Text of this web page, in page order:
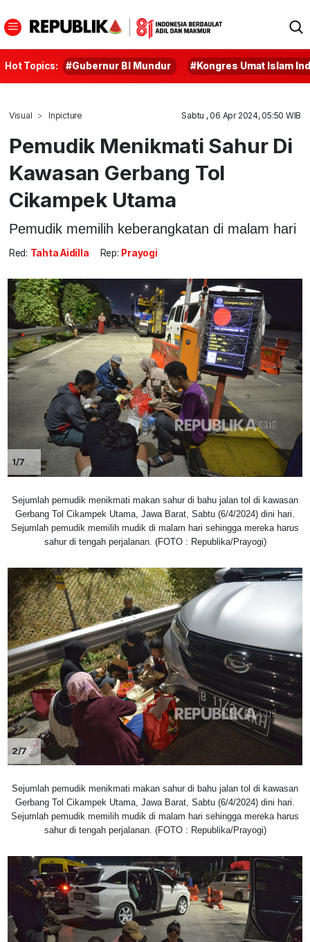
Hot Topics: #Gubernur BI Mundur #Kongres Umat Islam
Visual Inpicture Sabtu , 06 Apr 2024, 05:50 WIB
Pemudik Menikmati Sahur Di
Kawasan Gerbang Tol
Cikampek Utama
Pemudik memilih keberangkatan di malam hari
Red: Tahta Aidilla Rep: Prayogi
1/7
Sejumlah pemudik menikmati makan sahur di bahu jalan tol di kawasan
Gerbang Tol Cikampek Utama, Jawa Barat, Sabtu (6/4/2024) dini hari.
Sejumlah pemudik memilih mudik di malam hari sehingga mereka harus
sahur di tengah perjalanan. (FOTO : Republika/Prayogi)
2/7
Sejumlah pemudik menikmati makan sahur di bahu jalan tol di kawasan
Gerbang Tol Cikampek Utama, Jawa Barat, Sabtu (6/4/2024) dini hari.
Sejumlah pemudik memilih mudik di malam hari sehingga mereka harus
sahur di tengah perjalanan. (FOTO : Republika/Prayogi)